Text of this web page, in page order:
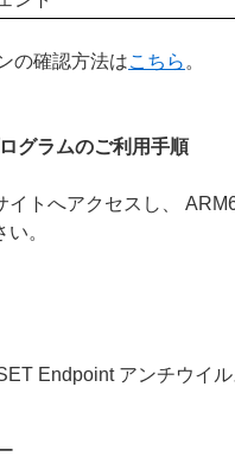
の確認方法はこちら 。
グラムのご利用手順
イトへアクセスし、
。
Endpoint アンチウイ